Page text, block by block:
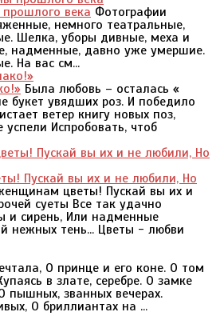
века Фотографии
немного театральные,
Шелка, уборы дивные, меха и
надменные, давно уже умершие.
На вас см...
Была любовь – осталась «
букет увядших роз. И победило
ветер книгу новых поз,
Испробовать, чтоб
Пускай вы их и не любили, Но
цветы! Пускай вы их и
суеты Все так удачно
и сирень, Или надменные
нежных тень... Цветы - любви
О принце и его коне. О том
в злате, серебре. О замке
пышных, званных вечерах.
О бриллиантах на ...